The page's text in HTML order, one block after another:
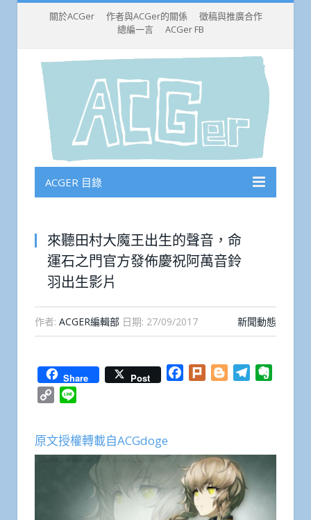
關於ACGer 作者與ACGer的關係
徵稿與推廣合作
總編一言
ACGer FB
ACGER 目錄
來聽田村大魔王出生的聲音，命
運石之門官方發佈慶祝阿萬音鈴
羽出生影片
作者: ACGER編輯部 日期: 27/09/2017 新聞動態
Share Post Facebook
Plurk BloggerTelegram
Copy
原文授權轉載自ACGdoge